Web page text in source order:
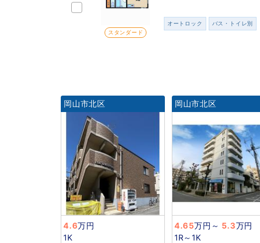
スタンダード
オートロック バス・トイレ別
岡山市北区
4.6万円
1K
岡山市北区
4.65万円 ～ 5.3万円
1R～1K